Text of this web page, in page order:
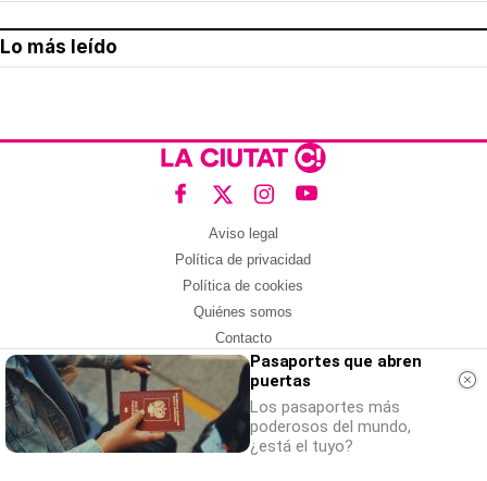
Lo más leído
Aviso legal
Política de privacidad
Política de cookies
Quiénes somos
Contacto
Redes sociales
Con la colaboración de:
Pasaportes que abren
puertas
Los pasaportes más
poderosos del mundo,
¿está el tuyo?